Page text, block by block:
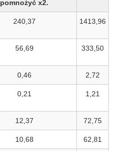
pomnożyć x2.
240,37 1413,96
56,69 333,50
0,46 2,72
0,21 1,21
12,37 72,75
10,68 62,81